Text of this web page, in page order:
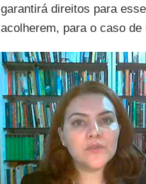
garantirá direitos para
acolherem, para o caso de